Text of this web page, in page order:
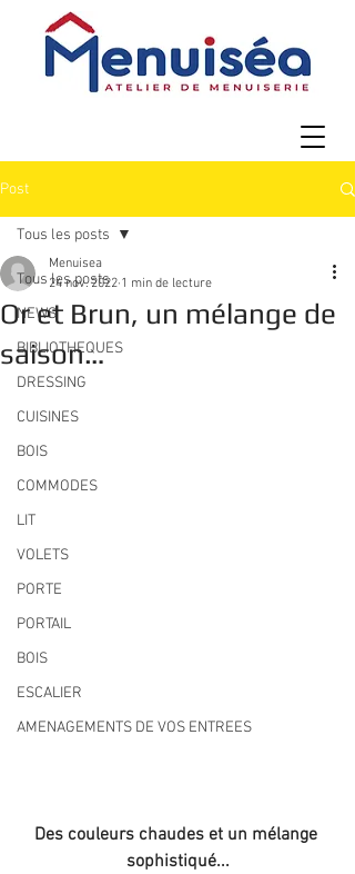
Post
Tous les posts
NEWS
BIBLIOTHEQUES
DRESSING
CUISINES
BOIS
COMMODES
LIT
VOLETS
PORTE
PORTAIL
BOIS
ESCALIER
AMENAGEMENTS DE VOS ENTREES
Tous les posts
Or et Brun, un mélange de
saison…
Menuisea
24 nov. 2022 1 min de lecture
Des couleurs chaudes et un mélange
sophistiqué...